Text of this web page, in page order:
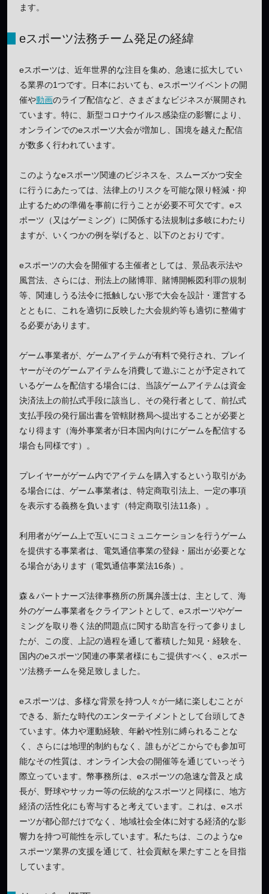
ます。
eスポーツ法務チーム発足の経緯
eスポーツは、近年世界的な注目を集め、急速に拡大してい
る業界の1つです。日本においても、eスポーツイベントの開
催や動画のライブ配信など、さまざまなビジネスが展開され
ています。特に、新型コロナウイルス感染症の影響により、
オンラインでのeスポーツ大会が増加し、国境を越えた配信
が数多く行われています。
このようなeスポーツ関連のビジネスを、スムーズかつ安全
に行うにあたっては、法律上のリスクを可能な限り軽減・抑
止するための準備を事前に行うことが必要不可欠です。eス
ポーツ（又はゲーミング）に関係する法規制は多岐にわたり
ますが、いくつかの例を挙げると、以下のとおりです。
eスポーツの大会を開催する主催者としては、景品表示法や
風営法、さらには、刑法上の賭博罪、賭博開帳図利罪の規制
等、関連しうる法令に抵触しない形で大会を設計・運営する
とともに、これを適切に反映した大会規約等も適切に整備す
る必要があります。
ゲーム事業者が、ゲームアイテムが有料で発行され、プレイ
ヤーがそのゲームアイテムを消費して遊ぶことが予定されて
いるゲームを配信する場合には、当該ゲームアイテムは資金
決済法上の前払式手段に該当し、その発行者として、前払式
支払手段の発行届出書を管轄財務局へ提出することが必要と
なり得ます（海外事業者が日本国内向けにゲームを配信する
場合も同様です）。
プレイヤーがゲーム内でアイテムを購入するという取引があ
る場合には、ゲーム事業者は、特定商取引法上、一定の事項
を表示する義務を負います（特定商取引法11条）。
利用者がゲーム上で互いにコミュニケーションを行うゲーム
を提供する事業者は、電気通信事業の登録・届出が必要とな
る場合があります（電気通信事業法16条）。
森＆パートナーズ法律事務所の所属弁護士は、主として、海
外のゲーム事業者をクライアントとして、eスポーツやゲー
ミングを取り巻く法的問題点に関する助言を行って参りまし
たが、この度、上記の過程を通して蓄積した知見・経験を、
国内のeスポーツ関連の事業者様にもご提供すべく、eスポー
ツ法務チームを発足致しました。
eスポーツは、多様な背景を持つ人々が一緒に楽しむことが
できる、新たな時代のエンターテイメントとして台頭してき
ています。体力や運動経験、年齢や性別に縛られることな
く、さらには地理的制約もなく、誰もがどこからでも参加可
能なその性質は、オンライン大会の開催等を通じていっそう
際立っています。幣事務所は、eスポーツの急速な普及と成
長が、野球やサッカー等の伝統的なスポーツと同様に、地方
経済の活性化にも寄与すると考えています。これは、eスポ
ーツが都心部だけでなく、地域社会全体に対する経済的な影
響力を持つ可能性を示しています。私たちは、このようなe
スポーツ業界の支援を通じて、社会貢献を果たすことを目指
しています。